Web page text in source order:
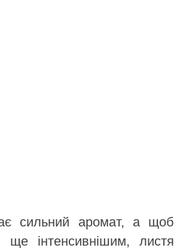
сильний аромат, а щоб
ще інтенсивнішим, листя